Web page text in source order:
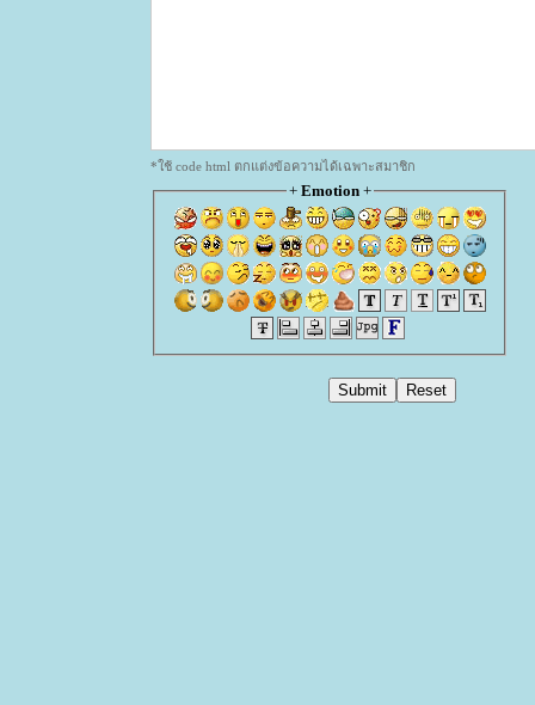
*ใช้ code html ตกแต่งข้อความได้เฉพาะสมาชิก
+ Emotion+